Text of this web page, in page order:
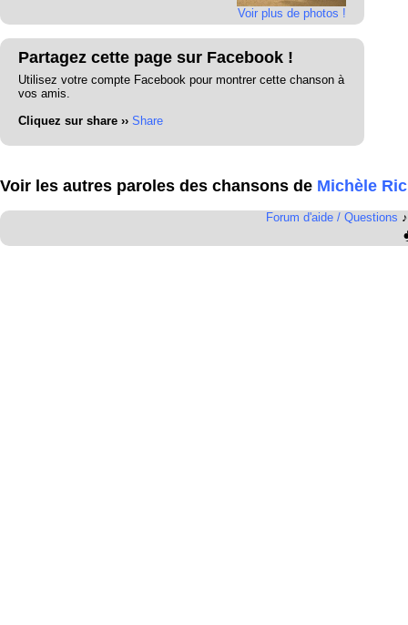
Voir plus de photos !
Partagez cette page sur Facebook !
Utilisez votre compte Facebook pour montrer cette chanson à
vos amis.
Cliquez sur share ›› Share
Voir les autres paroles des chansons de Michèle
Forum d'aide / Questions